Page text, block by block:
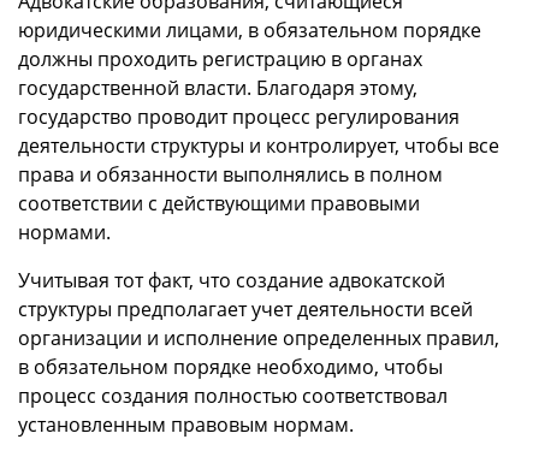
юридическими лицами, в обязательном порядке
должны проходить регистрацию в органах
государственной власти. Благодаря этому,
государство проводит процесс регулирования
деятельности структуры и контролирует, чтобы все
права и обязанности выполнялись в полном
соответствии с действующими правовыми
нормами.
Учитывая тот факт, что создание адвокатской
структуры предполагает учет деятельности всей
организации и исполнение определенных правил,
в обязательном порядке необходимо, чтобы
процесс создания полностью соответствовал
установленным правовым нормам.